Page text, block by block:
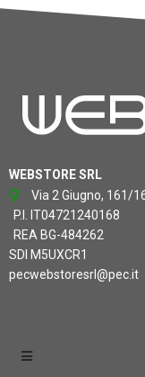
WEBSTORE SRL
Via 2 Giugno, 161/
P.I. IT04721240168
REA BG-484262
SDI M5UXCR1
pecwebstoresrl@pec.it